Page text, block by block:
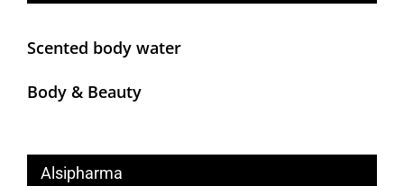
Scented body water
Body & Beauty
Alsipharma